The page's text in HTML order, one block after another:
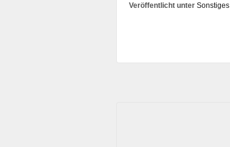
Veröffentlicht unter Sonstiges